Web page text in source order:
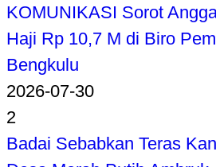
KOMUNIKASI Sorot
Haji Rp 10,7 M di Biro
Bengkulu
2026-07-30
2
Badai Sebabkan Teras